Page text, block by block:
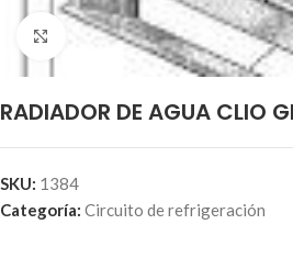
Click to enlarge
RADIADOR DE AGUA CLIO
SKU: 1384
Categoría: Circuito de refrigeración